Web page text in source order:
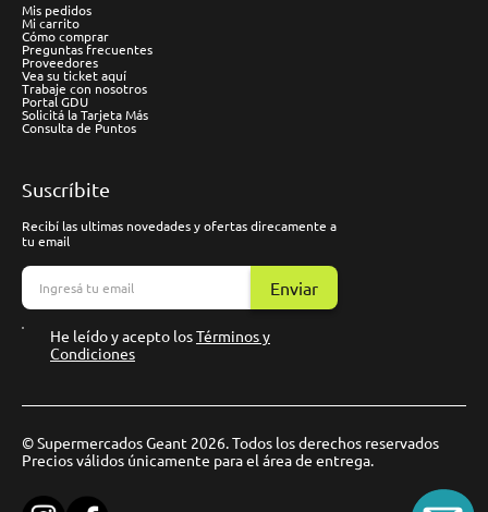
Mis pedidos
Mi carrito
Cómo comprar
Preguntas frecuentes
Proveedores
Vea su ticket aquí
Trabaje con nosotros
Portal GDU
Solicitá la Tarjeta Más
Consulta de Puntos
Suscríbite
Recibí las ultimas novedades y ofertas direcamente a
tu email
Enviar
He leído y acepto losTérminos y
Condiciones
© Supermercados Geant 2026. Todos los derechos reservados
Precios válidos únicamente para el área de entrega.